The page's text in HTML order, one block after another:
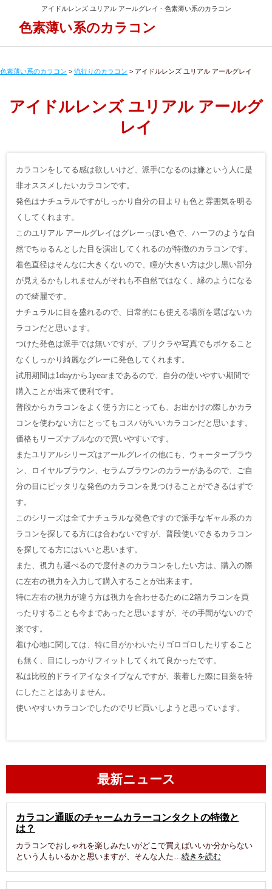
アイドルレンズ ユリアル アールグレイ - 色素薄い系のカラコン
色素薄い系のカラコン
色素薄い系のカラコン > 流行りのカラコン > アイドルレンズ ユリアル アールグレイ
アイドルレンズ ユリアル アールグ
レイ
カラコンをしてる感は欲しいけど、派手になるのは嫌という人に是
非オススメしたいカラコンです。
発色はナチュラルですがしっかり自分の目よりも色と雰囲気を明る
くしてくれます。
このユリアル アールグレイはグレーっぽい色で、ハーフのような自
然でちゅるんとした目を演出してくれるのが特徴のカラコンです。
着色直径はそんなに大きくないので、瞳が大きい方は少し黒い部分
が見えるかもしれませんがそれも不自然ではなく、縁のようになる
ので綺麗です。
ナチュラルに目を盛れるので、日常的にも使える場所を選ばないカ
ラコンだと思います。
つけた発色は派手では無いですが、プリクラや写真でもボケること
なくしっかり綺麗なグレーに発色してくれます。
試用期間は1dayから1yearまであるので、自分の使いやすい期間で
購入ことが出来て便利です。
普段からカラコンをよく使う方にとっても、お出かけの際しかカラ
コンを使わない方にとってもコスパがいいカラコンだと思います。
価格もリーズナブルなので買いやすいです。
またユリアルシリーズはアールグレイの他にも、ウォーターブラウ
ン、ロイヤルブラウン、セラムブラウンのカラーがあるので、ご自
分の目にピッタリな発色のカラコンを見つけることができるはずで
す。
このシリーズは全てナチュラルな発色ですので派手なギャル系のカ
ラコンを探してる方には合わないですが、普段使いできるカラコン
を探してる方にはいいと思います。
また、視力も選べるので度付きのカラコンをしたい方は、購入の際
に左右の視力を入力して購入することが出来ます。
特に左右の視力が違う方は視力を合わせるために2箱カラコンを買
ったりすることも今まであったと思いますが、その手間がないので
楽です。
着け心地に関しては、特に目がかわいたりゴロゴロしたりすること
も無く、目にしっかりフィットしてくれて良かったです。
私は比較的ドライアイなタイプなんですが、装着した際に目薬を特
にしたことはありません。
使いやすいカラコンでしたのでリピ買いしようと思っています。
最新ニュース
カラコン通販のチャームカラーコンタクトの特徴と
は？
カラコンでおしゃれを楽しみたいがどこで買えばいいか分からない
という人もいるかと思いますが、そんな人た…続きを読む